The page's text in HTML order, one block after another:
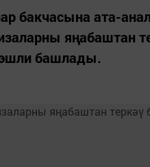
бакчасына ата-
яңабаштан
башлады.